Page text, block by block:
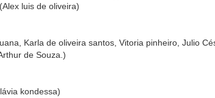
luis de oliveira)
Karla de oliveira santos, Vitoria pinheiro, Julio
de Souza.)
kondessa)